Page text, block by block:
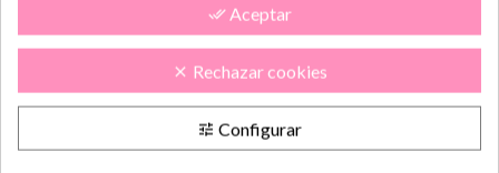
Precio
1,05 € done_all Aceptar
clear Rechazar cookies
tune Configurar